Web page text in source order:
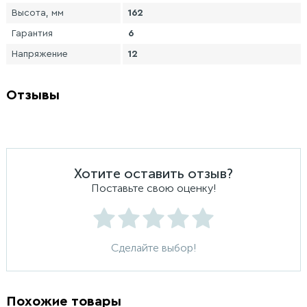
Высота, мм 162
Гарантия 6
Напряжение 12
Отзывы
Хотите оставить отзыв?
Поставьте свою оценку!
Сделайте выбор!
Похожие товары